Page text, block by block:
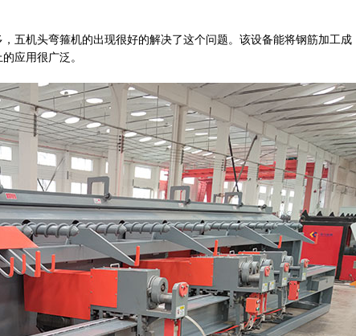
，五机头弯箍机的出现很好的解决了这个问题。该设备能将钢筋加工成
应用很广泛。